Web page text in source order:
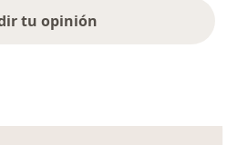
tu opinión